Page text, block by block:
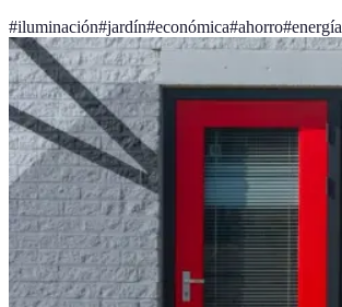
#iluminación#jardín#económica#ahorro#energía